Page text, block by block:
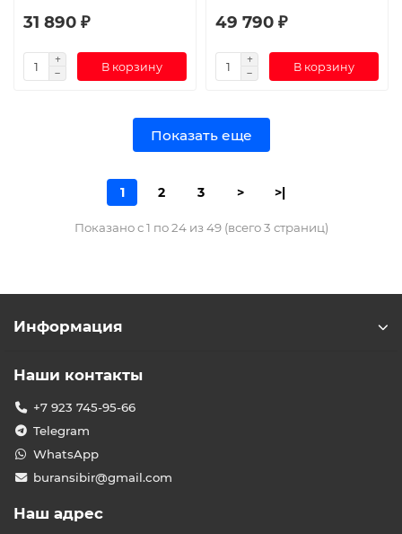
31 890 ₽
В корзину
49 790 ₽
В корзину
Показать еще
1 2 3 > >|
Показано с 1 по 24 из 49 (всего 3 страниц)
Информация
Наши контакты
+7 923 745-95-66
Telegram
WhatsApp
buransibir@gmail.com
Наш адрес